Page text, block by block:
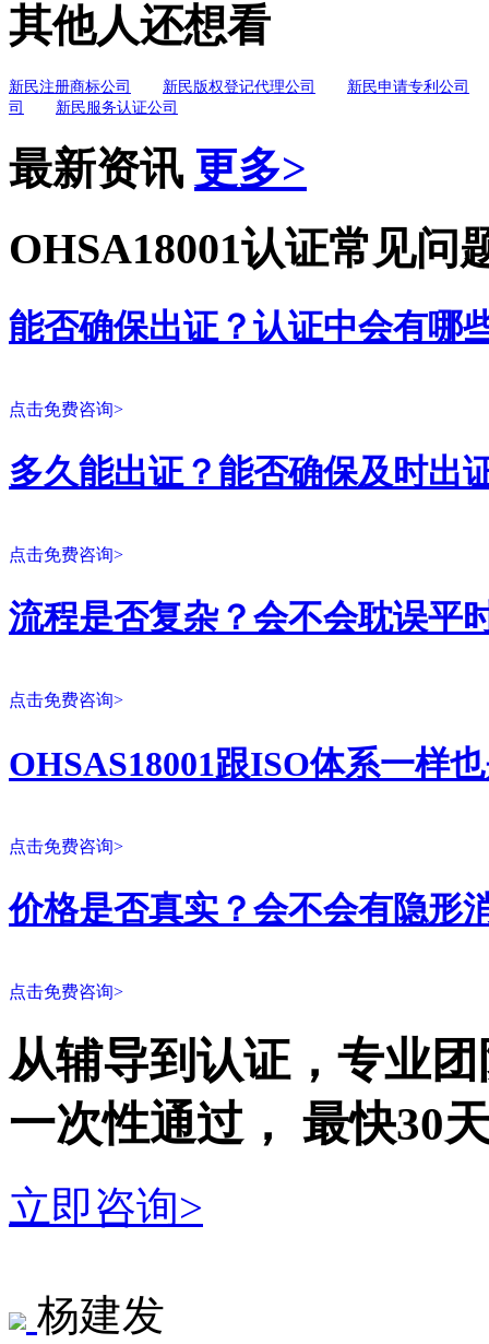
其他人还想看
新民注册商标公司 新民版权登记代理公司
新民申请专利公司
司
新民服务认证公司
最新资讯 更多>
OHSA18001认证常见问
能否确保出证？认证中会有哪
点击免费咨询>
多久能出证？能否确保及时出
点击免费咨询>
流程是否复杂？会不会耽误平
点击免费咨询>
OHSAS18001跟ISO体系一样
点击免费咨询>
价格是否真实？会不会有隐形
点击免费咨询>
从辅导到认证，专业
一次性通过， 最快30
立即咨询>
杨建发